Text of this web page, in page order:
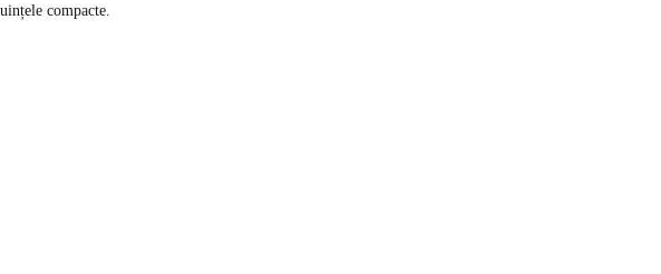
compacte.